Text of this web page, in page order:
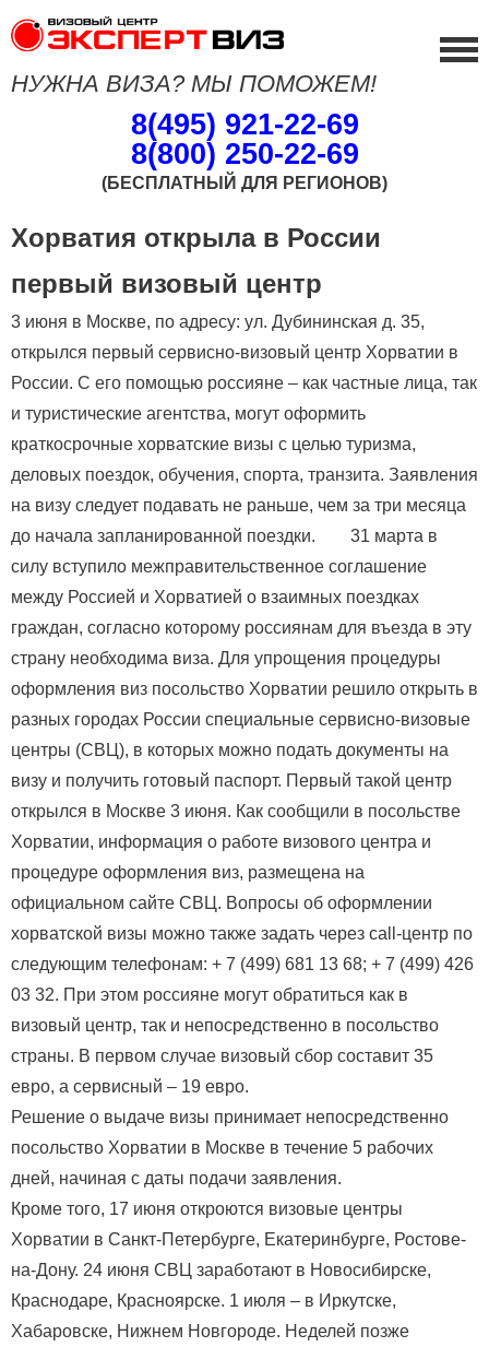
НУЖНА ВИЗА? МЫ ПОМОЖЕМ!
8(495) 921-22-69
8(800) 250-22-69
(БЕСПЛАТНЫЙ ДЛЯ РЕГИОНОВ)
Хорватия открыла в России
первый визовый центр
3 июня в Москве, по адресу: ул. Дубининская д. 35,
открылся первый сервисно-визовый центр Хорватии в
России. С его помощью россияне – как частные лица, так
и туристические агентства, могут оформить
краткосрочные хорватские визы с целью туризма,
деловых поездок, обучения, спорта, транзита. Заявления
на визу следует подавать не раньше, чем за три месяца
до начала запланированной поездки. 31 марта в
силу вступило межправительственное соглашение
между Россией и Хорватией о взаимных поездках
граждан, согласно которому россиянам для въезда в эту
страну необходима виза. Для упрощения процедуры
оформления виз посольство Хорватии решило открыть в
разных городах России специальные сервисно-визовые
центры (СВЦ), в которых можно подать документы на
визу и получить готовый паспорт. Первый такой центр
открылся в Москве 3 июня. Как сообщили в посольстве
Хорватии, информация о работе визового центра и
процедуре оформления виз, размещена на
официальном сайте СВЦ. Вопросы об оформлении
хорватской визы можно также задать через call-центp по
следующим телефонам: + 7 (499) 681 13 68; + 7 (499) 426
03 32. При этом россияне могут обратиться как в
визовый центр, так и непосредственно в посольство
страны. В первом случае визовый сбор составит 35
евро, а сервисный – 19 евро.
Решение о выдаче визы принимает непосредственно
посольство Хорватии в Москве в течение 5 рабочих
дней, начиная с даты подачи заявления.
Кроме того, 17 июня откроются визовые центры
Хорватии в Санкт-Петербурге, Екатеринбурге, Ростове-
на-Дону. 24 июня СВЦ заработают в Новосибирске,
Краснодаре, Красноярске. 1 июля – в Иркутске,
Хабаровске, Нижнем Новгороде. Неделей позже